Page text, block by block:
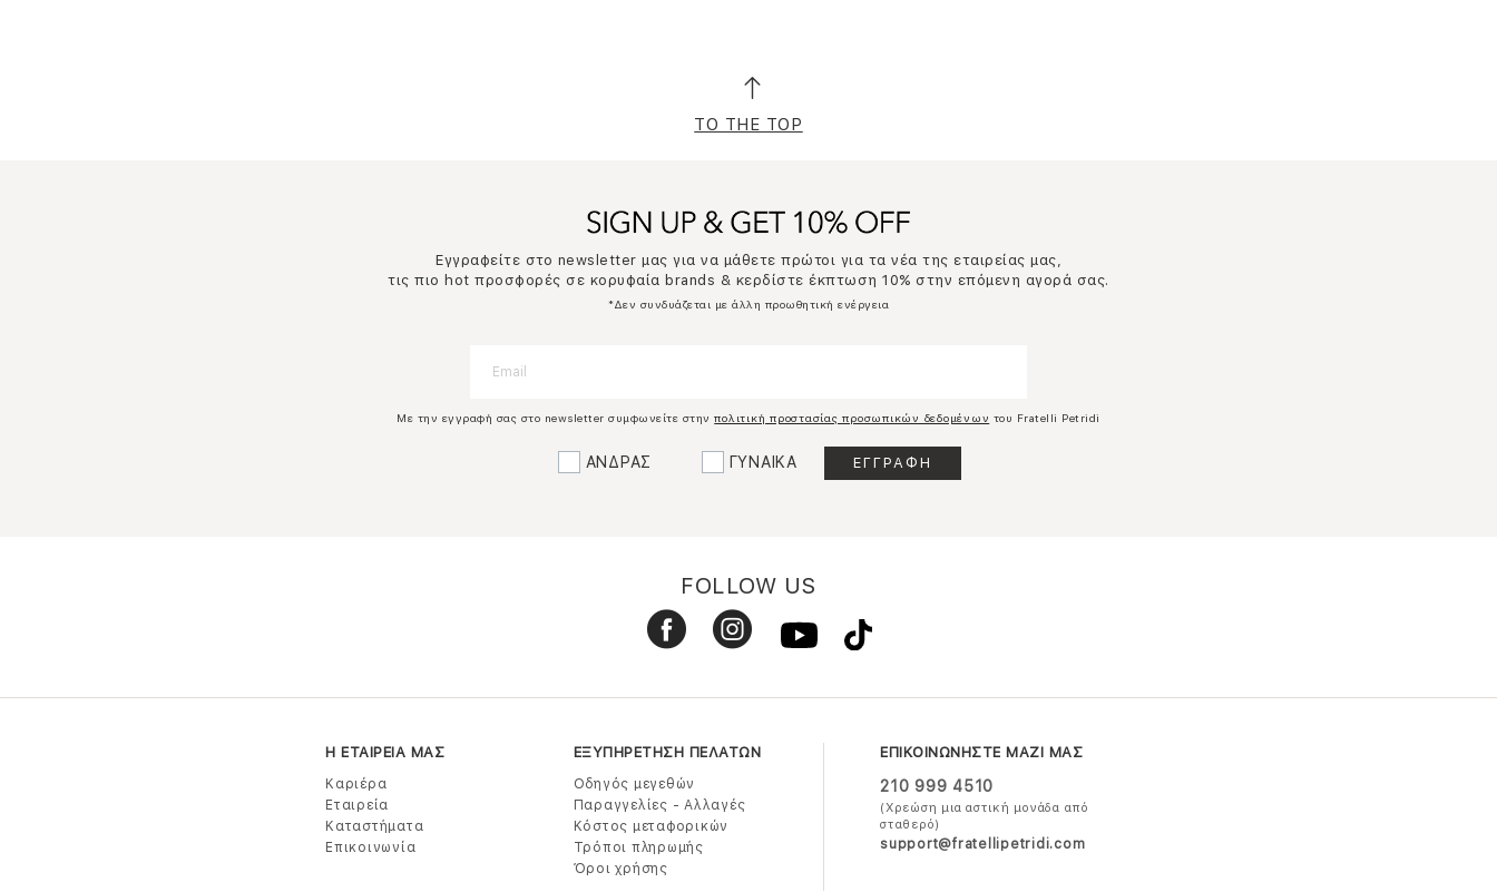
TO THE TOP
Εγγραφείτε στο newsletter μας για να μάθετε πρώτοι για τα νέα της εταιρείας μας,
τις πιο hot προσφορές σε κορυφαία brands & κερδίστε έκπτωση 10% στην επόμενη αγορά σας.
*Δεν συνδυάζεται με άλλη προωθητική ενέργεια
Με την εγγραφή σας στο newsletter συμφωνείτε στηνπολιτική προστασίας προσωπικών δεδομένων του Fratelli Petridi
ΑΝΔΡΑΣ ΓΥΝΑΙΚΑ
FOLLOW US
Η ΕΤΑΙΡΕΙΑ ΜΑΣ
Καριέρα
Εταιρεία
Καταστήματα
Επικοινωνία
ΕΞΥΠΗΡΕΤΗΣΗ ΠΕΛΑΤΩΝ
Οδηγός μεγεθών
Παραγγελίες - Αλλαγές
Κόστος μεταφορικών
Τρόποι πληρωμής
Όροι χρήσης
ΕΠΙΚΟΙΝΩΝΗΣΤΕ ΜΑΖΙ ΜΑΣ
210 999 4510
(Χρεώση μια αστική μονάδα από
σταθερό)
support@fratellipetridi.com